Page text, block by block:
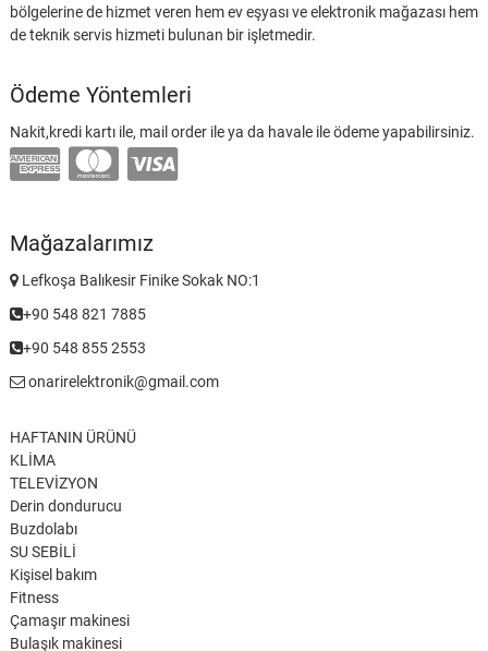
bölgelerine de hizmet veren hem ev eşyası ve elektronik mağazası hem
de teknik servis hizmeti bulunan bir işletmedir.
Ödeme Yöntemleri
Nakit,kredi kartı ile, mail order ile ya da havale ile ödeme yapabilirsiniz.
Mağazalarımız
Lefkoşa Balıkesir Finike Sokak NO:1
+90 548 821 7885
+90 548 855 2553
onarirelektronik@gmail.com
HAFTANIN ÜRÜNÜ
KLİMA
TELEVİZYON
Derin dondurucu
Buzdolabı
SU SEBİLİ
Kişisel bakım
Fitness
Çamaşır makinesi
Bulaşık makinesi